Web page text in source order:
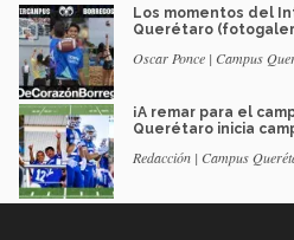
Los momentos del
Querétaro
Oscar Ponce | Campus
¡A remar para el
Querétaro inicia
Redacción | Campus